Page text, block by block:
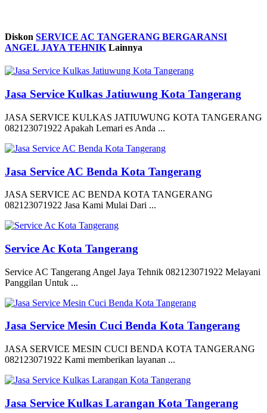
Diskon SERVICE AC TANGERANG BERGARANSI
ANGEL JAYA TEHNIK Lainnya
Jasa Service Kulkas Jatiuwung Kota Tangerang
JASA SERVICE KULKAS JATIUWUNG KOTA TANGERANG
082123071922 Apakah Lemari es Anda ...
Jasa Service AC Benda Kota Tangerang
JASA SERVICE AC BENDA KOTA TANGERANG
082123071922 Jasa Kami Mulai Dari ...
Service Ac Kota Tangerang
Service AC Tangerang Angel Jaya Tehnik 082123071922 Melayani
Panggilan Untuk ...
Jasa Service Mesin Cuci Benda Kota Tangerang
JASA SERVICE MESIN CUCI BENDA KOTA TANGERANG
082123071922 Kami memberikan layanan ...
Jasa Service Kulkas Larangan Kota Tangerang